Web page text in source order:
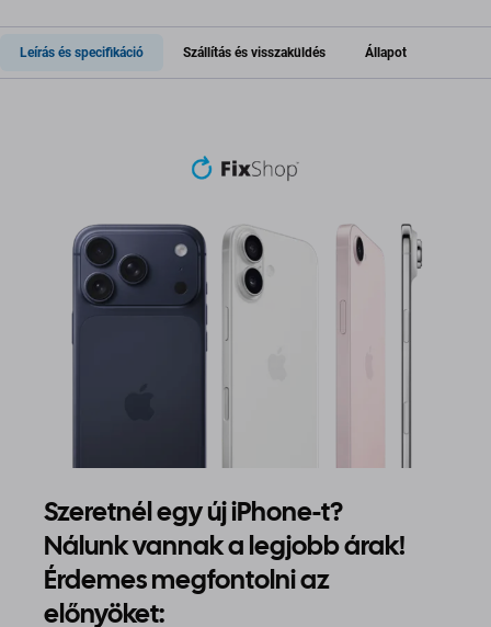
Leírás és specifikáció Szállítás és visszaküldés Állapot
Szeretnél egy új iPhone-t?
Nálunk vannak a legjobb árak!
Érdemes megfontolni az
előnyöket: